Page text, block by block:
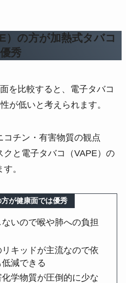
）の方が加熱式タバコ
秀
を比較すると、電子タバコ
が低いと考えられます​。
コチン・有害物質の観点
クと電子タバコ（VAPE）の
。
が健康面では優秀
いので喉や肺への負担
キッドが主流なので依
減できる
学物質が圧倒的に少な